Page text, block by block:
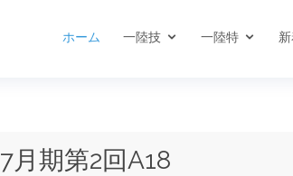
ホーム 一陸技 一陸特
月期第2回A18